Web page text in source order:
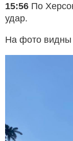
15:56 По
удар.
На фото видны